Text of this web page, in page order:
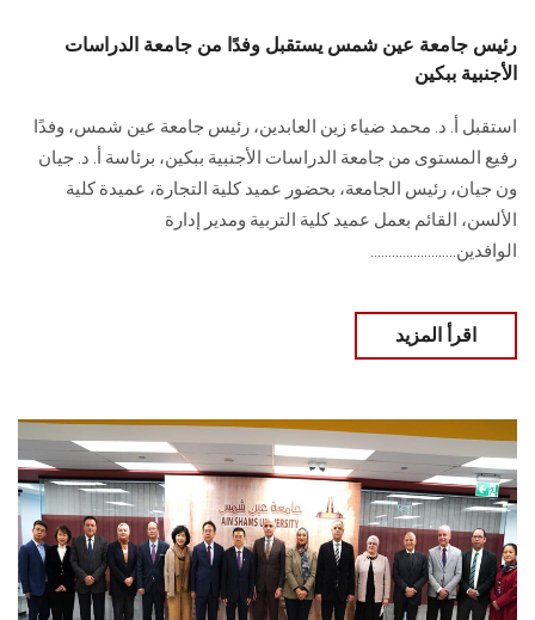
رئيس جامعة عين شمس يستقبل وفدًا من جامعة الدراسات
الأجنبية ببكين
استقبل أ. د. محمد ضياء زين العابدين، رئيس جامعة عين شمس، وفدًا
رفيع المستوى من جامعة الدراسات الأجنبية ببكين، برئاسة أ. د. جيان
ون جيان، رئيس الجامعة، بحضور عميد كلية التجارة، عميدة كلية
الألسن، القائم بعمل عميد كلية التربية ومدير إدارة
الوافدين........................
اقرأ المزيد